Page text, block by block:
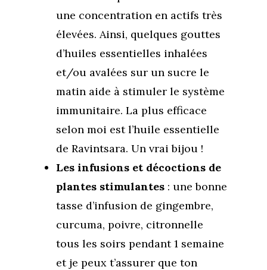
une concentration en actifs très
élevées. Ainsi, quelques gouttes
d’huiles essentielles inhalées
et/ou avalées sur un sucre le
matin aide à stimuler le système
immunitaire. La plus efficace
selon moi est l’huile essentielle
de Ravintsara. Un vrai bijou !
Les infusions et décoctions de
plantes stimulantes : une bonne
tasse d’infusion de gingembre,
curcuma, poivre, citronnelle
tous les soirs pendant 1 semaine
et je peux t’assurer que ton
Se réaliser
Accompagnements
Lectures de Human
Libération
Programmes
Amour & Guérison
Boutique
À propos